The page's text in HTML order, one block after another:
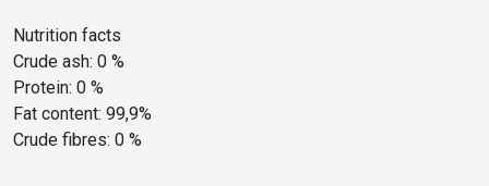
Nutrition facts
Crude ash: 0 %
Protein: 0 %
Fat content: 99,9%
Crude fibres: 0 %